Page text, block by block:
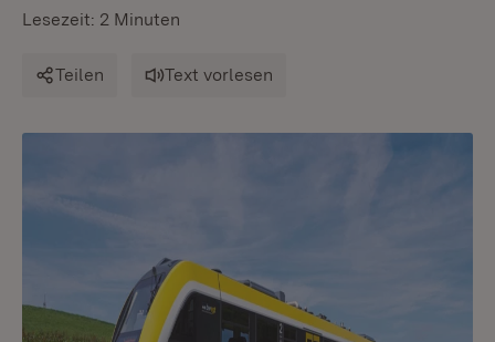
Lesezeit: 2 Minuten
Teilen Text vorlesen